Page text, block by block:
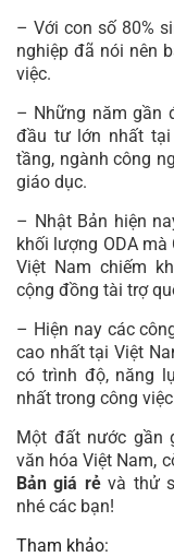
– Với con số 80%
nghiệp đã nói nên
việc.
– Những năm gần
đầu tư lớn nhất
tầng, ngành công
giáo dục.
– Nhật Bản hiện
khối lượng ODA
Việt Nam chiếm
cộng đồng tài trợ
– Hiện nay các
cao nhất tại Việt
có trình độ, năng
nhất trong công
Một đất nước gần
văn hóa Việt Nam,
Bản giá rẻvà thử
nhé các bạn!
Tham khảo: